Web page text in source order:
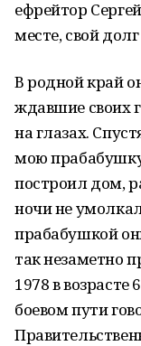
ефрейтор
месте, свой
В родной край
ждавшие своих
на глазах.
мою
построил дом,
ночи не
прабабушкой
так незаметно
1978 в возрасте
боевом пути